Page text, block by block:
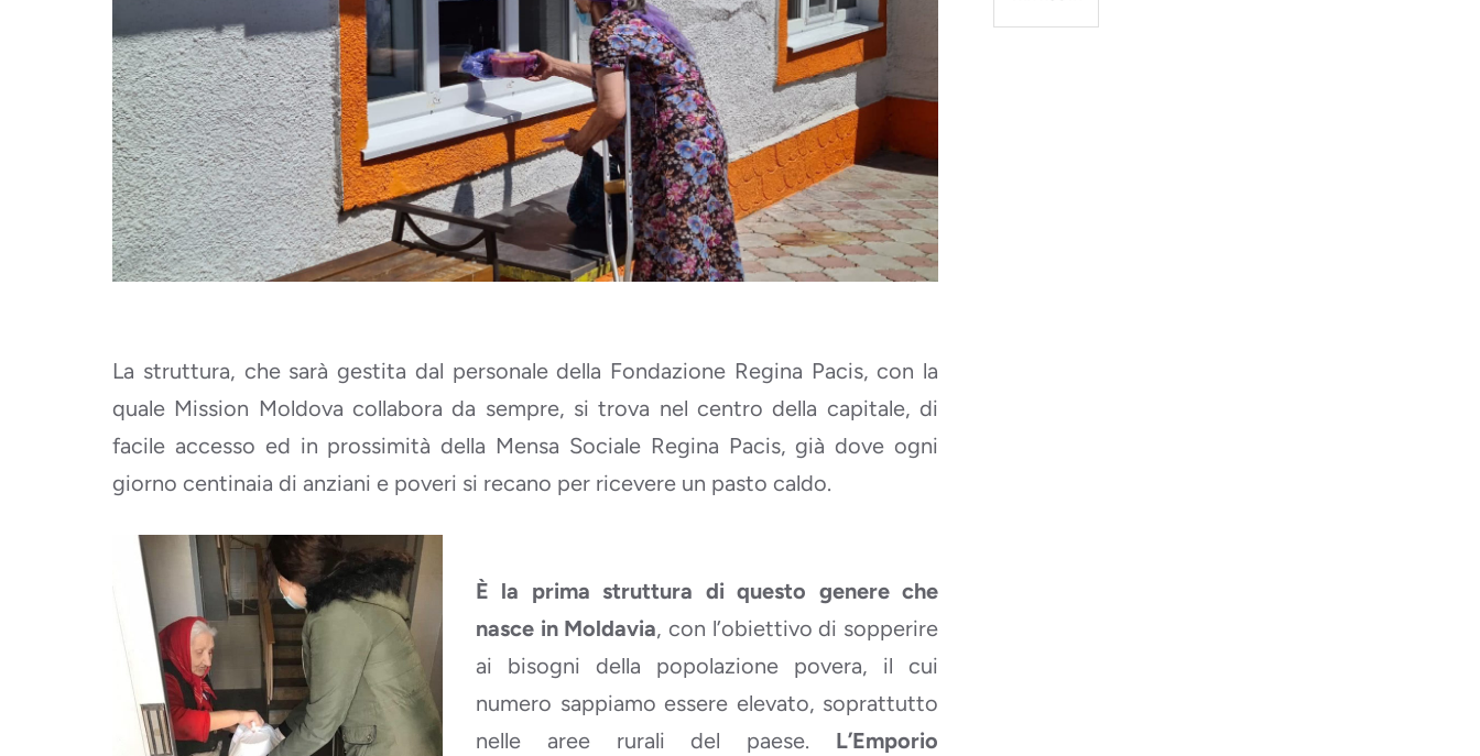
La struttura, che sarà gestita dal personale della Fondazione Regina Pacis, con la
quale Mission Moldova collabora da sempre, si trova nel centro della capitale, di
facile accesso ed in prossimità della Mensa Sociale Regina Pacis, già dove ogni
giorno centinaia di anziani e poveri si recano per ricevere un pasto caldo.
È la prima struttura di questo genere che
nasce in Moldavia, con l’obiettivo di sopperire
ai bisogni della popolazione povera, il cui
numero sappiamo essere elevato, soprattutto
nelle aree rurali del paese. L’Emporio